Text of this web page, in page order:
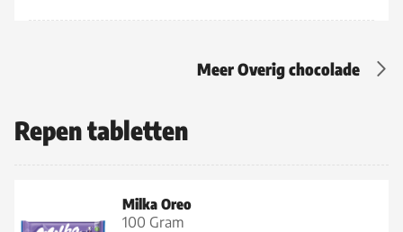
Meer Overig chocolade
Repen tabletten
Milka Oreo
100 Gram